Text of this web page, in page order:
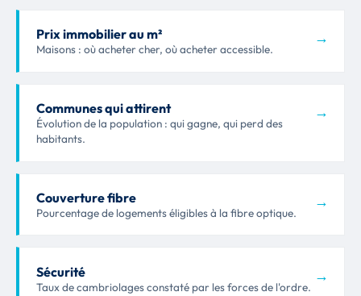
Prix immobilier au m²
Maisons : où acheter cher, où acheter accessible.
→
Communes qui attirent
Évolution de la population : qui gagne, qui perd des
habitants.
→
Couverture fibre
Pourcentage de logements éligibles à la fibre optique.
→
Sécurité
Taux de cambriolages constaté par les forces de l'ordre.
→